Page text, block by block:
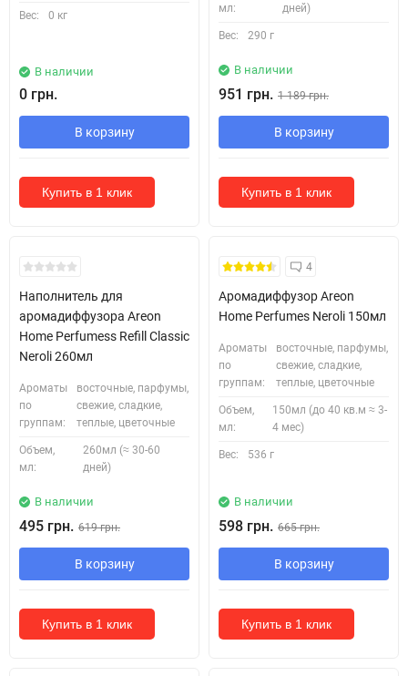
Вес: 0 кг
В наличии
0 грн.
В корзину
Купить в 1 клик
мл:
дней)
Вес: 290 г
В наличии
951 грн. 1 189 грн.
В корзину
Купить в 1 клик
Наполнитель для
аромадиффузора Areon
Home Perfumess Refill Classic
Neroli 260мл
Ароматы
по
группам:
восточные, парфумы,
свежие, сладкие,
теплые, цветочные
Объем,
мл:
260мл (≈ 30-60
дней)
В наличии
495 грн. 619 грн.
В корзину
Купить в 1 клик
Безкоштовна Доставка
4
Аромадиффузор Areon
Home Perfumes Neroli 150мл
Ароматы
по
группам:
восточные, парфумы,
свежие, сладкие,
теплые, цветочные
Объем,
мл:
150мл (до 40 кв.м ≈ 3-
4 мес)
Вес: 536 г
В наличии
598 грн. 665 грн.
В корзину
Купить в 1 клик